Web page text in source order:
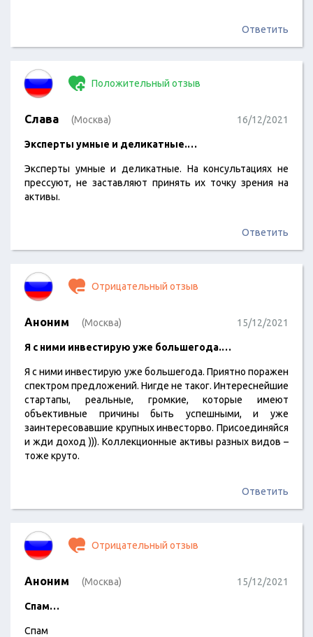
Ответить
Положительный отзыв
Слава (Москва) 16/12/2021
Эксперты умные и деликатные.…
Эксперты умные и деликатные. На консультациях не
прессуют, не заставляют принять их точку зрения на
активы.
Ответить
Отрицательный отзыв
Аноним (Москва) 15/12/2021
Я с ними инвестирую уже большегода.…
Я с ними инвестирую уже большегода. Приятно поражен
спектром предложений. Нигде не таког. Интереснейшие
стартапы, реальные, громкие, которые имеют
объективные причины быть успешными, и уже
заинтересовавшие крупных инвесторво. Присоединяйся
и жди доход ))). Коллекционные активы разных видов –
тоже круто.
Ответить
Отрицательный отзыв
Аноним (Москва) 15/12/2021
Спам…
Спам